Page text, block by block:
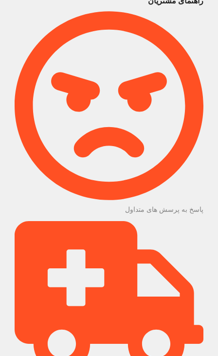
پاسخ به پرسش های متداول